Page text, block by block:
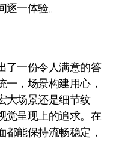
一体验。
了一份令人满意的答
，场景构建用心，
大场景还是细节纹
觉呈现上的追求。在
能保持流畅稳定，